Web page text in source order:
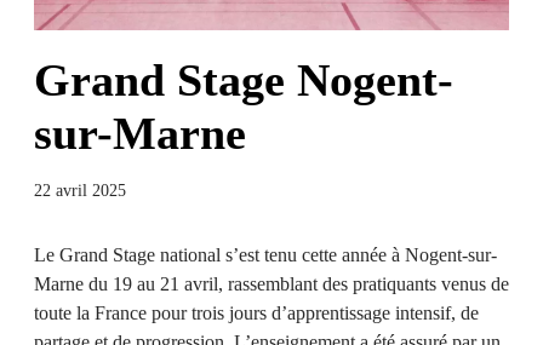
Grand Stage Nogent-
sur-Marne
22 avril 2025
Le Grand Stage national s’est tenu cette année à Nogent-sur-
Marne du 19 au 21 avril, rassemblant des pratiquants venus de
toute la France pour trois jours d’apprentissage intensif, de